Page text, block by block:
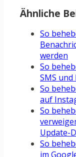
Ähnliche
So
werden
So
SMS
So
auf
So
Update-
So
im